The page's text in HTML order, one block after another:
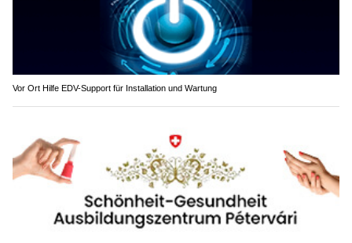
Vor Ort Hilfe EDV-Support für Installation und Wartung